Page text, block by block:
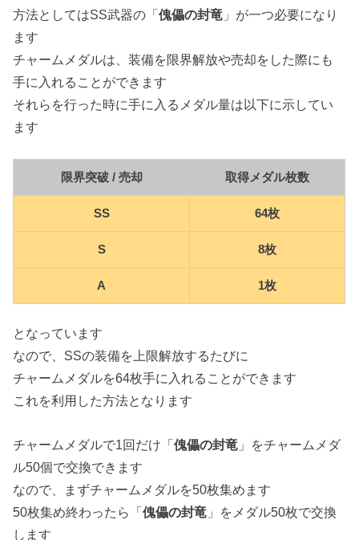
方法としてはSS武器の「傀儡の封竜 」が一つ必要になり
ます
チャームメダルは、装備を限界解放や売却をした際にも
手に入れることができます
それらを行った時に手に入るメダル量は以下に示してい
ます
限界突破 / 売却 取得メダル枚数
SS 64枚
S 8枚
A 1枚
となっています
なので、SSの装備を上限解放するたびに
チャームメダルを64枚手に入れることができます
これを利用した方法となります
チャームメダルで1回だけ「傀儡の封竜 」をチャームメダ
ル50個で交換できます
なので、まずチャームメダルを50枚集めます
50枚集め終わったら「傀儡の封竜 」をメダル50枚で交換
します